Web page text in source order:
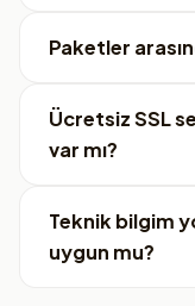
Paketler
Ücretsiz SSL
var mı?
Teknik bilgim
uygun mu?